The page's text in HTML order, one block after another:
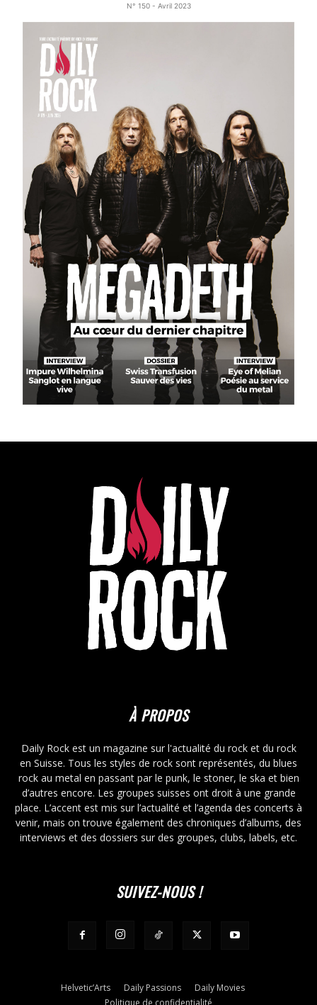
N° 150 - Avril 2023
À PROPOS
Daily Rock est un magazine sur l'actualité du rock et du rock
en Suisse. Tous les styles de rock sont représentés, du blues
rock au metal en passant par le punk, le stoner, le ska et bien
d’autres encore. Les groupes suisses ont droit à une grande
place. L’accent est mis sur l’actualité et l’agenda des concerts à
venir, mais on trouve également des chroniques d’albums, des
interviews et des dossiers sur des groupes, clubs, labels, etc.
SUIVEZ-NOUS !
Helvetic’Arts Daily Passions
Daily Movies